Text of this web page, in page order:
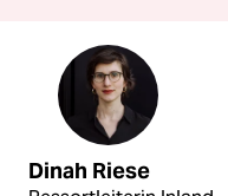
Dinah Riese